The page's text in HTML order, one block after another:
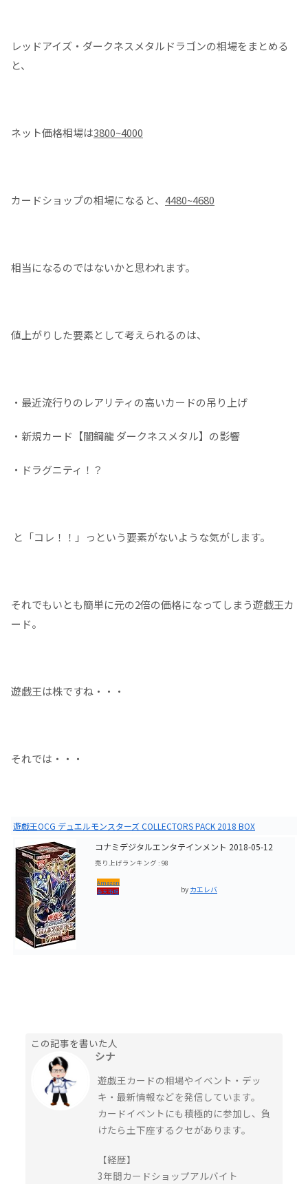
レッドアイズ・ダークネスメタルドラゴンの相場をまとめる
と、
ネット価格相場は3800~4000
カードショップの相場になると、 4480~4680
相当になるのではないかと思われます。
値上がりした要素として考えられるのは、
・最近流行りのレアリティの高いカードの吊り上げ
・新規カード【闇鋼龍 ダークネスメタル】の影響
・ドラグニティ！？
と「コレ！！」っという要素がないような気がします。
それでもいとも簡単に元の2倍の価格になってしまう遊戯王カ
ード。
遊戯王は株ですね・・・
それでは・・・
遊戯王OCG デュエルモンスターズ COLLECTORS PACK 2018 BOX
コナミデジタルエンタテインメント 2018-05-12
売り上げランキング : 98
Amazon
楽天市場
by カエレバ
この記事を書いた人
シナ
遊戯王カードの相場やイベント・デッ
キ・最新情報などを発信しています。
カードイベントにも積極的に参加し、負
けたら土下座するクセがあります。
【経歴】
3年間カードショップアルバイト